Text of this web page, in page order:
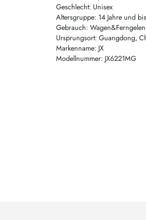
Geschlecht: Unisex
Altersgruppe: 14 Jahre und bis
Gebrauch:
Ursprungsort: Guangdong,
Markenname: JX
Modellnummer: JX6221MG